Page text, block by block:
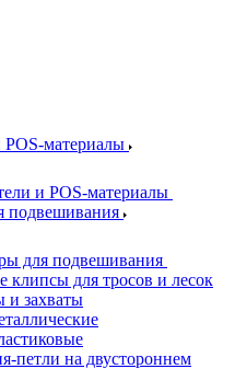
материалы
и POS-материалы
подвешивания
для подвешивания
клипсы для тросов и лесок
и захваты
петли на двустороннем